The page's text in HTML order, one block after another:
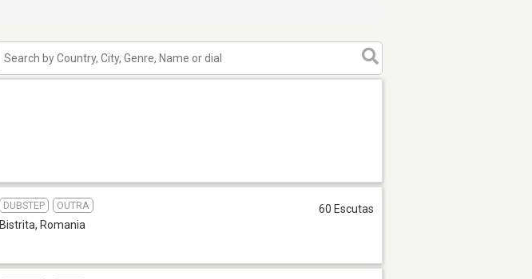
DUBSTEP OUTRA
Bistrita, Romania
60 Escutas